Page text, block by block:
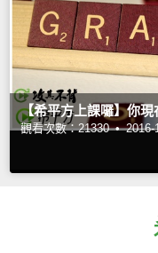
【希平方上課囉】你
觀看次數：21330 • 2016-